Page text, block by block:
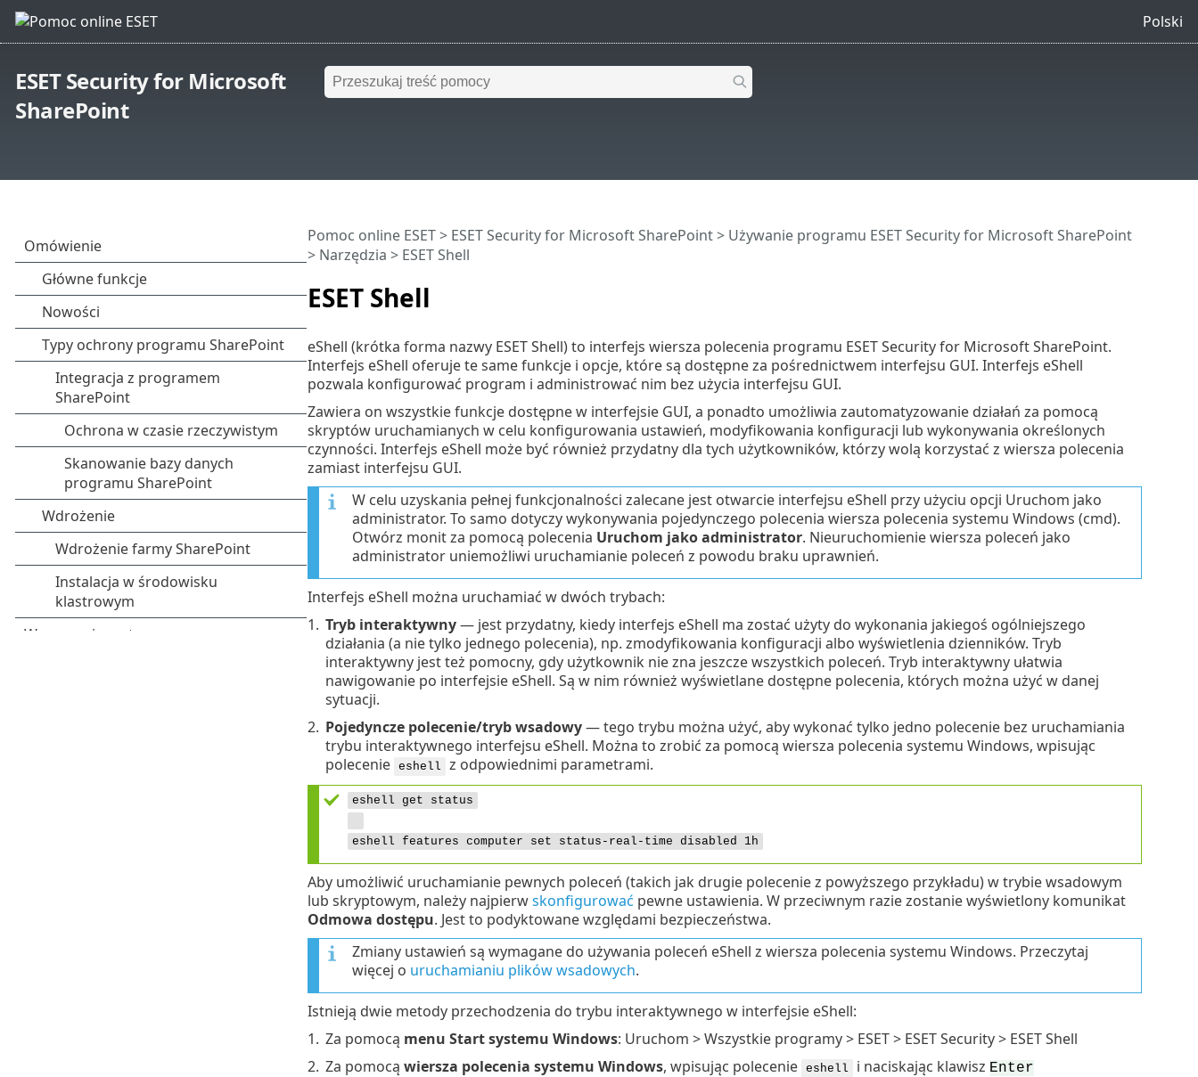
Polski
ESET Security for Microsoft
SharePoint
ESET Shell
Pomoc online ESET> ESET Security for Microsoft SharePoint> Używanie programu ESET Security for Microsoft SharePoint
> Narzędzia > ESET Shell
eShell (krótka forma nazwy ESET Shell) to interfejs wiersza polecenia programu ESET Security for Microsoft SharePoint.
Interfejs eShell oferuje te same funkcje i opcje, które są dostępne za pośrednictwem interfejsu GUI. Interfejs eShell
pozwala konfigurować program i administrować nim bez użycia interfejsu GUI.
Zawiera on wszystkie funkcje dostępne w interfejsie GUI, a ponadto umożliwia zautomatyzowanie działań za pomocą
skryptów uruchamianych w celu konfigurowania ustawień, modyfikowania konfiguracji lub wykonywania określonych
czynności. Interfejs eShell może być również przydatny dla tych użytkowników, którzy wolą korzystać z wiersza polecenia
zamiast interfejsu GUI.
W celu uzyskania pełnej funkcjonalności zalecane jest otwarcie interfejsu eShell przy użyciu opcji Uruchom jako
administrator. To samo dotyczy wykonywania pojedynczego polecenia wiersza polecenia systemu Windows (cmd).
Otwórz monit za pomocą polecenia Uruchom jako administrator. Nieuruchomienie wiersza poleceń jako
administrator uniemożliwi uruchamianie poleceń z powodu braku uprawnień.
Interfejs eShell można uruchamiać w dwóch trybach:
1. Tryb interaktywny— jest przydatny, kiedy interfejs eShell ma zostać użyty do wykonania jakiegoś ogólniejszego
działania (a nie tylko jednego polecenia), np. zmodyfikowania konfiguracji albo wyświetlenia dzienników. Tryb
interaktywny jest też pomocny, gdy użytkownik nie zna jeszcze wszystkich poleceń. Tryb interaktywny ułatwia
nawigowanie po interfejsie eShell. Są w nim również wyświetlane dostępne polecenia, których można użyć w danej
sytuacji.
2. Pojedyncze polecenie/tryb wsadowy— tego trybu można użyć, aby wykonać tylko jedno polecenie bez uruchamiania
trybu interaktywnego interfejsu eShell. Można to zrobić za pomocą wiersza polecenia systemu Windows, wpisując
polecenie eshell z odpowiednimi parametrami.
eshell get status
eshell features computer set status-real-time disabled 1h
Aby umożliwić uruchamianie pewnych poleceń (takich jak drugie polecenie z powyższego przykładu) w trybie wsadowym
lub skryptowym, należy najpierwskonfigurować pewne ustawienia. W przeciwnym razie zostanie wyświetlony komunikat
Odmowa dostępu. Jest to podyktowane względami bezpieczeństwa.
Zmiany ustawień są wymagane do używania poleceń eShell z wiersza polecenia systemu Windows. Przeczytaj
więcej o uruchamianiu plików wsadowych.
Istnieją dwie metody przechodzenia do trybu interaktywnego w interfejsie eShell:
1. Za pomocą menu Start systemu Windows: Uruchom > Wszystkie programy > ESET > ESET Security > ESET Shell
2. Za pomocą wiersza polecenia systemu Windows, wpisując polecenie eshell i naciskając klawisz Enter